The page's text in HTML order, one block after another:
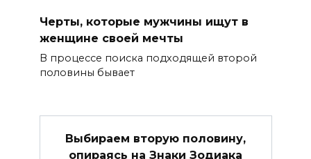
Черты, которые мужчины ищут в
женщине своей мечты
В процессе поиска подходящей второй
половины бывает
Выбираем вторую половину,
опираясь на Знаки Зодиака